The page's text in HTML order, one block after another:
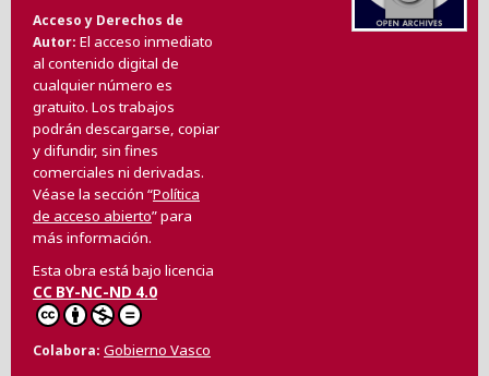
Acceso y Derechos de
Autor El acceso inmediato
al contenido digital de
cualquier número es
gratuito. Los trabajos
podrán descargarse, copiar
y difundir, sin fines
comerciales ni derivadas.
Véase la sección “Política
de acceso abierto” para
más información.
Esta obra está bajo licencia
CC BY-NC-ND 4.0
Colabora Gobierno Vasco